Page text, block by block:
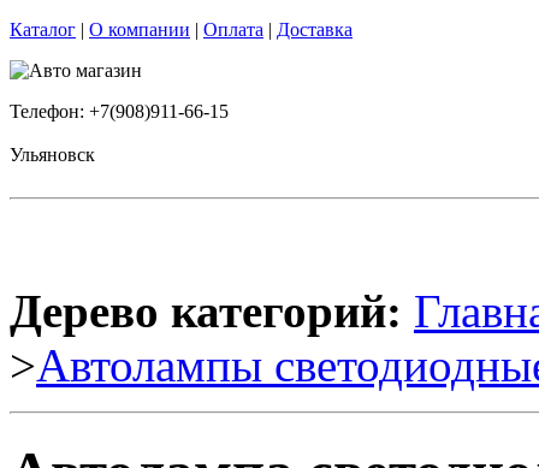
Каталог | О компании | Оплата | Доставка
Телефон: +7(908)911-66-15
Ульяновск
Дерево категорий:
>Автолампы